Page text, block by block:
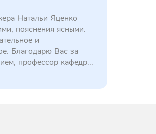
Натальи Яценко
пояснения ясными.
и
Благодарю Вас за
профессор кафедр...